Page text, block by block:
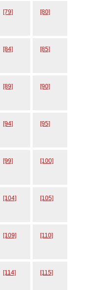
[79] [80]
[84] [85]
[89] [90]
[94] [95]
[99] [100]
[104] [105]
[109] [110]
[114] [115]